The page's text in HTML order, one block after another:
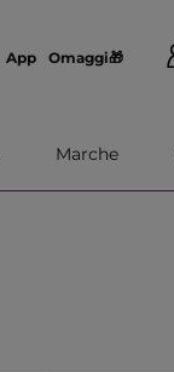
App Omaggi🎁
Marche